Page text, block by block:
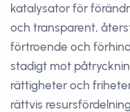
katalysator för
och transparent,
förtroende och
stadigt mot
rättigheter och
rättvis